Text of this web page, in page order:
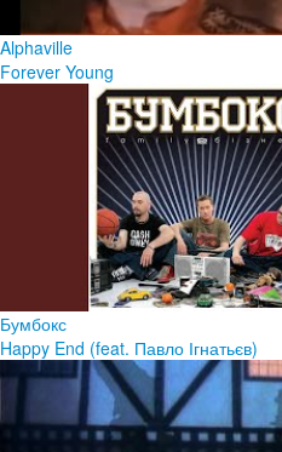
Alphaville
Forever Young
Бумбокс
Happy End (feat. Павло Ігнатьєв)